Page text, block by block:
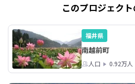
このプロジェク
福井県
南越前町
人口 0.92万人